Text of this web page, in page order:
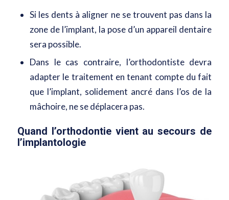
Si les dents à aligner ne se trouvent pas dans la
zone de l’implant, la pose d’un appareil dentaire
sera possible.
Dans le cas contraire, l’orthodontiste devra
adapter le traitement en tenant compte du fait
que l’implant, solidement ancré dans l’os de la
mâchoire, ne se déplacera pas.
Quand l’orthodontie vient au secours de
l’implantologie